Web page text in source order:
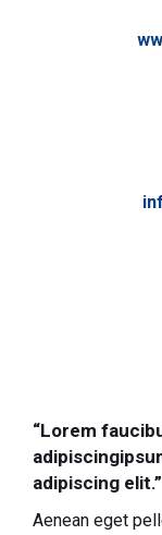
“Lorem
adipiscing elit.”
Aenean eget